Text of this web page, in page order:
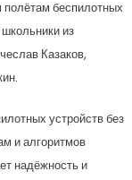
беспилотных
из
Казаков,
устройств без
и алгоритмов
надёжность и